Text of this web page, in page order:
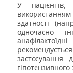
У
здатності
одночасно
застосування
гіпотензивного